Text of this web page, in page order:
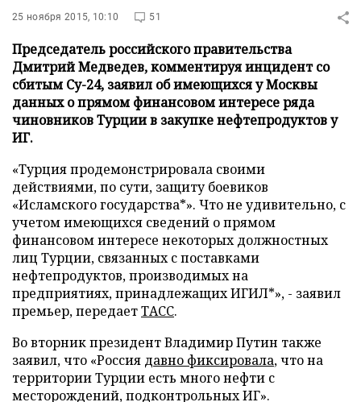
25 ноября 2015, 10:10 51
Председатель российского правительства
Дмитрий Медведев, комментируя инцидент со
сбитым Су-24, заявил об имеющихся у Москвы
данных о прямом финансовом интересе ряда
чиновников Турции в закупке нефтепродуктов у
ИГ.
«Турция продемонстрировала своими
действиями, по сути, защиту боевиков
«Исламского государства*». Что не удивительно, с
учетом имеющихся сведений о прямом
финансовом интересе некоторых должностных
лиц Турции, связанных с поставками
нефтепродуктов, производимых на
предприятиях, принадлежащих ИГИЛ*», - заявил
премьер, передаетТАСС.
Во вторник президент Владимир Путин также
заявил, что «Россия давно фиксировала, что на
территории Турции есть много нефти с
месторождений, подконтрольных ИГ».